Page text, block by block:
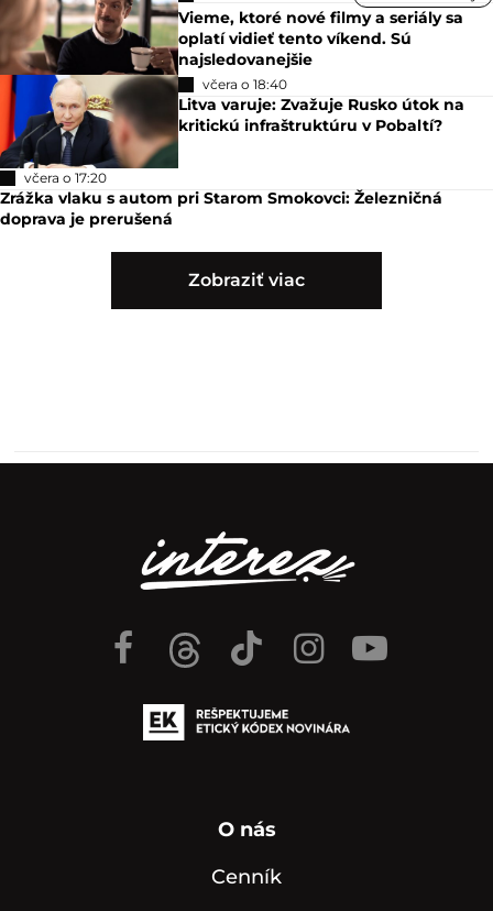
Vieme, ktoré nové filmy a seriály sa
oplatí vidieť tento víkend. Sú
najsledovanejšie
včera o 18:40
Litva varuje: Zvažuje Rusko útok na
kritickú infraštruktúru v Pobaltí?
včera o 17:20
Zrážka vlaku s autom pri Starom Smokovci: Železničná
doprava je prerušená
Zobraziť viac
O nás
Cenník